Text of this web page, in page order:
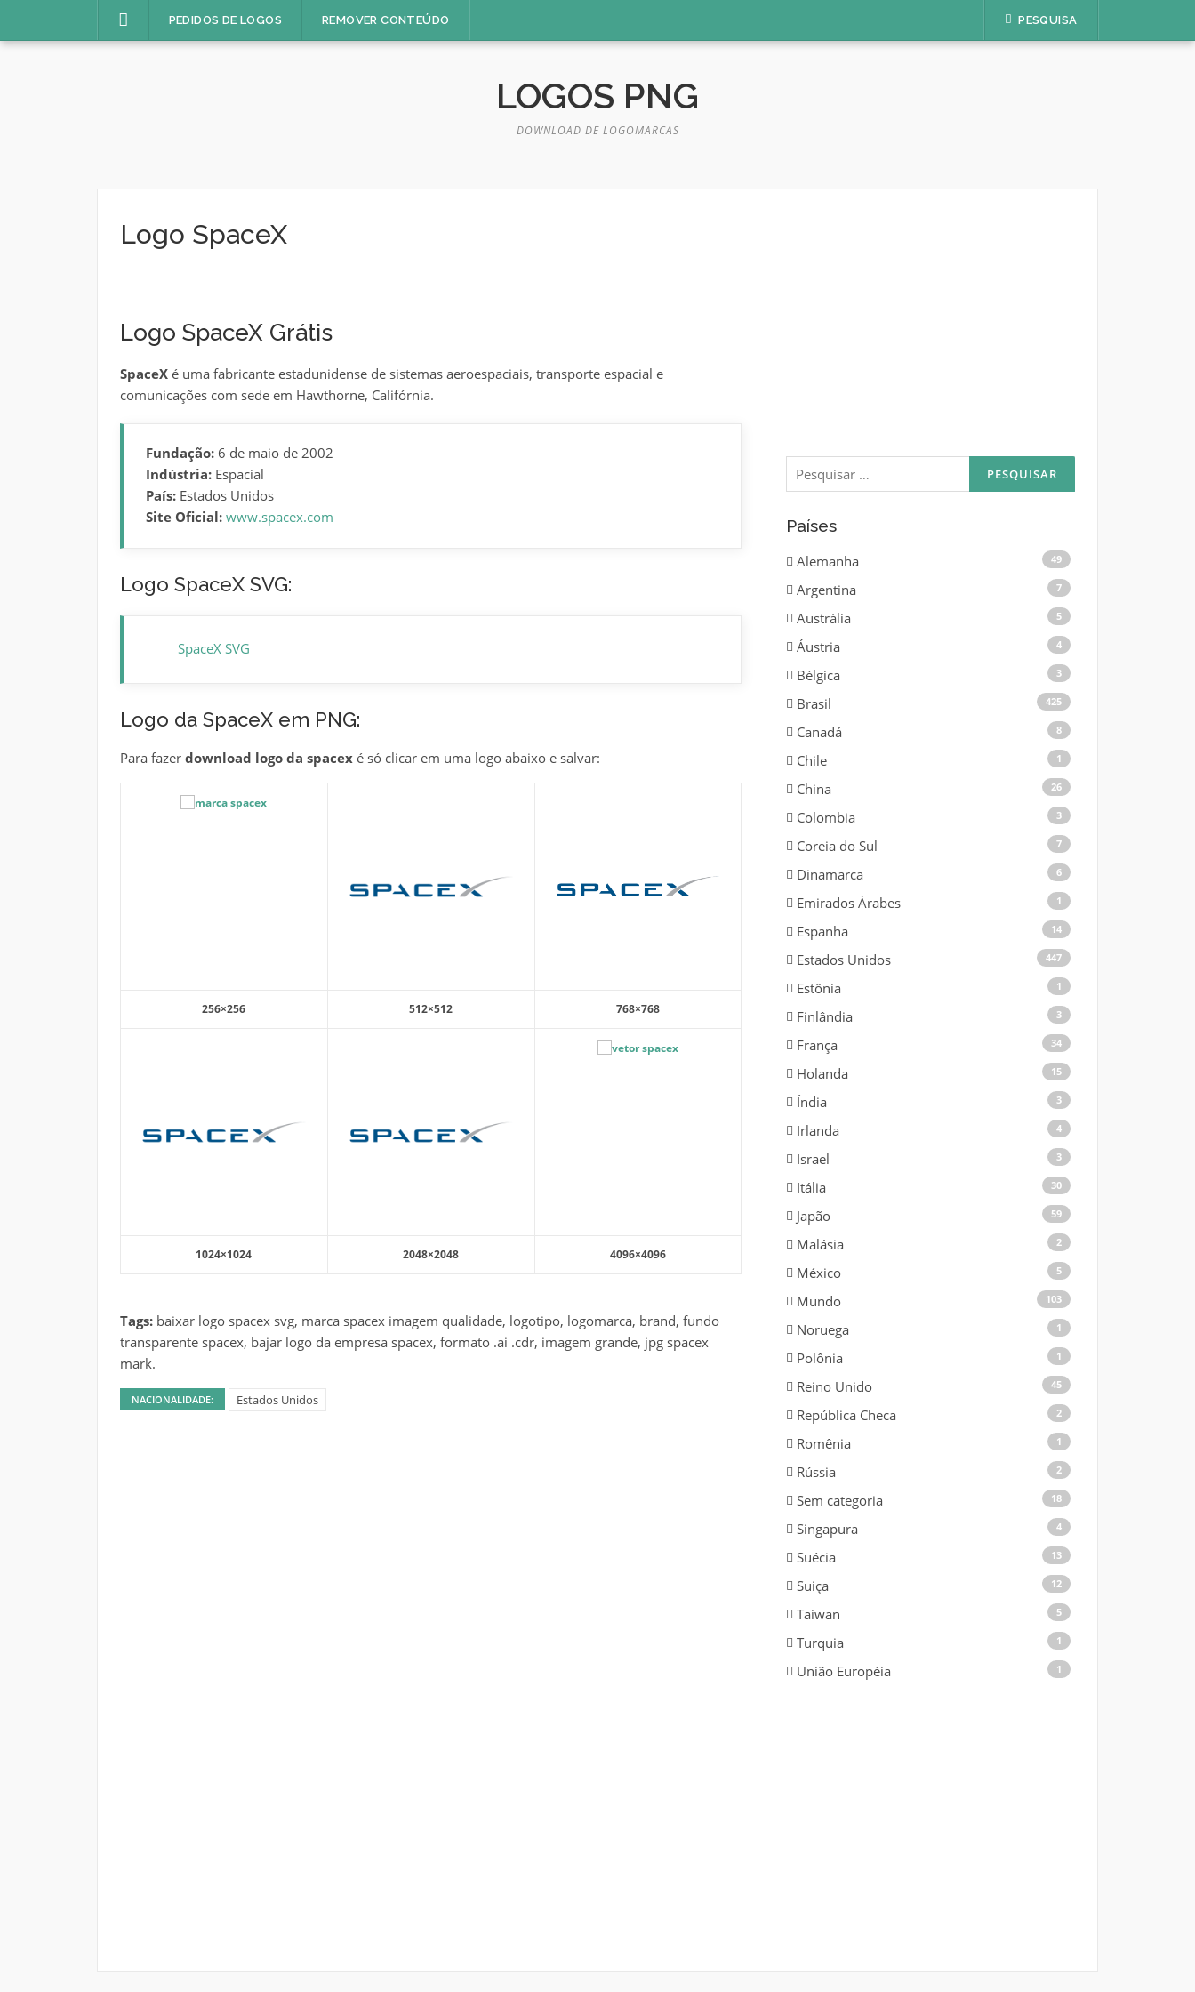
PEDIDOS DE LOGOS REMOVER CONTEÚDO PESQUISA
LOGOS PNG
DOWNLOAD DE LOGOMARCAS
Logo SpaceX
Logo SpaceX Grátis
SpaceXé uma fabricante estadunidense de sistemas aeroespaciais, transporte espacial e
comunicações com sede em Hawthorne, Califórnia.
Fundação:6 de maio de 2002
Indústria:Espacial
País:Estados Unidos
Site Oficial: www.spacex.com
Logo SpaceX SVG:
SpaceX SVG
Logo da SpaceX em PNG:
Para fazer download logo da spacexé só clicar em uma logo abaixo e salvar:
256×256 512×512 768×768
1024×1024 2048×2048 4096×4096
Tags: baixar logo spacex svg, marca spacex imagem qualidade, logotipo, logomarca, brand, fundo
transparente spacex, bajar logo da empresa spacex, formato .ai .cdr, imagem grande, jpg spacex
mark.
NACIONALIDADE: Estados Unidos
Pesquisar
por:
Países
Alemanha 49
Argentina 7
Austrália 5
Áustria 4
Bélgica 3
Brasil 425
Canadá 8
Chile 1
China 26
Colombia 3
Coreia do Sul 7
Dinamarca 6
Emirados Árabes 1
Espanha 14
Estados Unidos 447
Estônia 1
Finlândia 3
França 34
Holanda 15
Índia 3
Irlanda 4
Israel 3
Itália 30
Japão 59
Malásia 2
México 5
Mundo 103
Noruega 1
Polônia 1
Reino Unido 45
República Checa 2
Romênia 1
Rússia 2
Sem categoria 18
Singapura 4
Suécia 13
Suiça 12
Taiwan 5
Turquia 1
União Européia 1